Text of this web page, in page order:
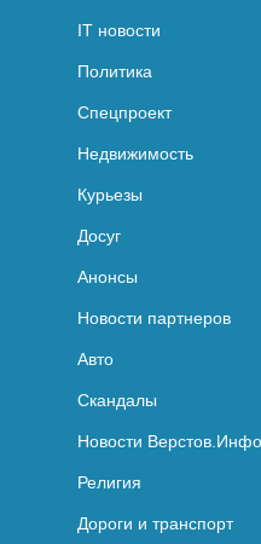
IT новости
Политика
Спецпроект
Недвижимость
Курьезы
Досуг
Анонсы
Новости партнеров
Авто
Скандалы
Новости Верстов.Инфо
Религия
Дороги и транспорт